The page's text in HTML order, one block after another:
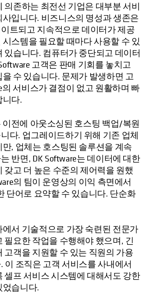
의존하는 최전선 기업은 대부분 서비
입니다. 비즈니스의 명성과 생존은
트되고 지속적으로 데이터가 제공
스템을 필요할 때마다 사용할 수 있
있습니다. 컴퓨터가 중단되고 데이터
고객은 판매 기회를 놓치고
수 있습니다. 문제가 발생하면 고
의 서비스가 결점이 없고 원활하며 빠
니다.
이전에 아웃소싱된 호스팅 백업/복원
다. 업그레이드하기 위해 기존 업체
, 업체는 호스팅된 솔루션을 계속
반면, DK Software는 데이터에 대한
갖고 더 높은 수준의 제어력을 원했
의 팀이 운영상의 이익 측면에서
단어로 요약할 수 있습니다. 단순화
서 기술적으로 가장 숙련된 전문가
필요한 작업을 수행해야 했으며, 긴
고객을 지원할 수 있는 직원의 가용
이 조직은 고객 서비스를 사내에서
셀프 서비스 시스템에 대해서도 강한
었습니다.